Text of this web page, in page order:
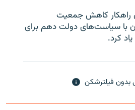
راهکار کاهش جمعیت
با سیاست‌های دولت دهم برای
کرد.
فیلترشکن